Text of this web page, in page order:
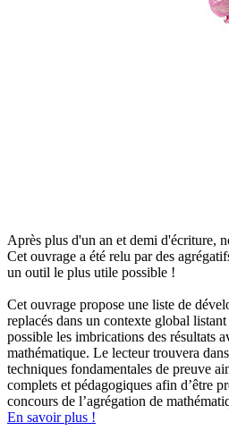
Après plus d'un an et demi d'écriture,
Cet ouvrage a été relu par des
un outil le plus utile possible !
Cet ouvrage propose une liste de
replacés dans un contexte global
possible les imbrications des résultats
mathématique. Le lecteur trouvera
techniques fondamentales de preuve
complets et pédagogiques afin d’être
concours de l’agrégation de
En savoir plus !